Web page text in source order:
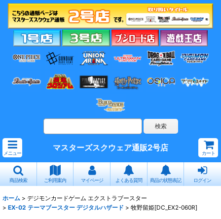
メニュー
マスターズスクウェア通販2号店
カート
商品検索 ご利用案内 マイページ よくある質問 商品の状態表記 ログイン
ホーム > デジモンカードゲーム エクストラブースター
> EX-02 テーマブースター デジタルハザード > 牧野留姫[DC_EX2-060R]